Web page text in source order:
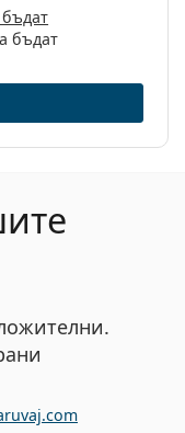
бъдат
бъдат